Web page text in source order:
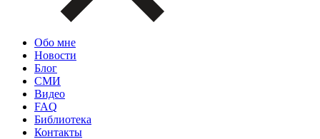
Обо мне
Новости
Блог
СМИ
Видео
FAQ
Библиотека
Контакты